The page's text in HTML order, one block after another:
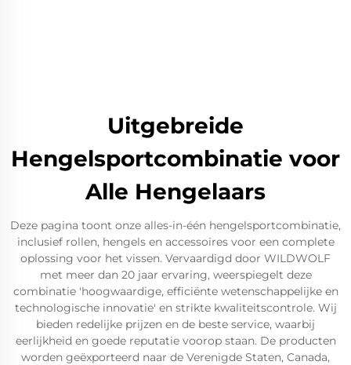
Uitgebreide
Hengelsportcombinatie voor
Alle Hengelaars
Deze pagina toont onze alles-in-één hengelsportcombinatie,
inclusief rollen, hengels en accessoires voor een complete
oplossing voor het vissen. Vervaardigd door WILDWOLF
met meer dan 20 jaar ervaring, weerspiegelt deze
combinatie 'hoogwaardige, efficiënte wetenschappelijke en
technologische innovatie' en strikte kwaliteitscontrole. Wij
bieden redelijke prijzen en de beste service, waarbij
eerlijkheid en goede reputatie voorop staan. De producten
worden geëxporteerd naar de Verenigde Staten, Canada,